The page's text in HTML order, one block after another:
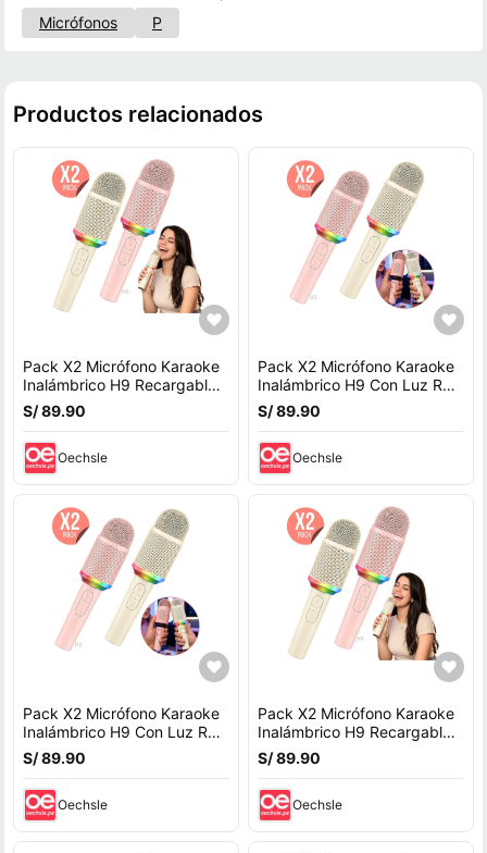
Micrófonos P
Productos relacionados
Pack X2 Micrófono Karaoke
Inalámbrico H9 Recargable
Con Luz RGB
S/ 89.90
Oechsle
Pack X2 Micrófono Karaoke
Inalámbrico H9 Con Luz RGB
Recargable
S/ 89.90
Oechsle
Pack X2 Micrófono Karaoke
Inalámbrico H9 Con Luz RGB
Recargable
S/ 89.90
Oechsle
Pack X2 Micrófono Karaoke
Inalámbrico H9 Recargable
Con Luz RGB
S/ 89.90
Oechsle